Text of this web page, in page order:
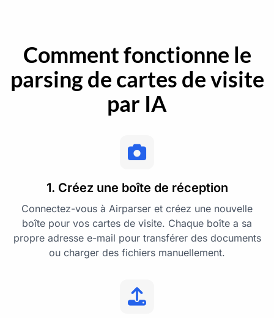
Comment fonctionne le
parsing de cartes de visite
par IA
1. Créez une boîte de réception
Connectez-vous à Airparser et créez une nouvelle
boîte pour vos cartes de visite. Chaque boîte a sa
propre adresse e-mail pour transférer des documents
ou charger des fichiers manuellement.